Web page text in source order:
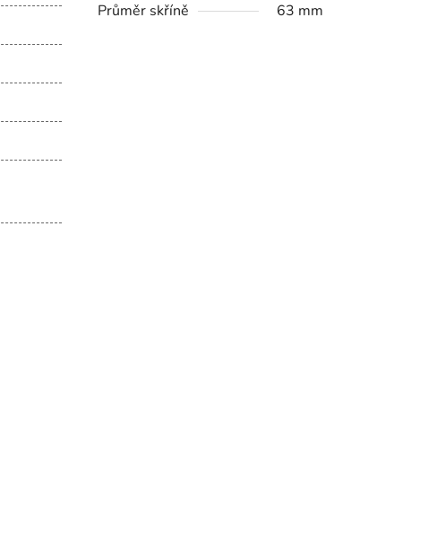
Průměr skříně
63 mm